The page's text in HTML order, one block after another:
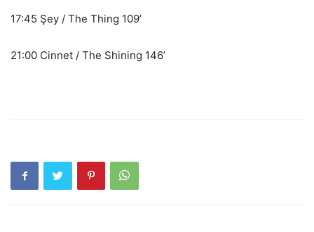
17:45 Şey / The Thing 109’
21:00 Cinnet / The Shining 146’